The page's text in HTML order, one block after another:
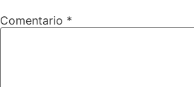
Comentario *